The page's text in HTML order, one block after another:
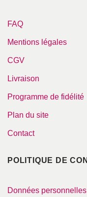
FAQ
Mentions légales
CGV
Livraison
Programme de fidélité
Plan du site
Contact
POLITIQUE DE
Données personnelles